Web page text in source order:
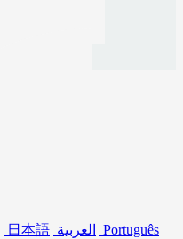
日本語 العربية
Português